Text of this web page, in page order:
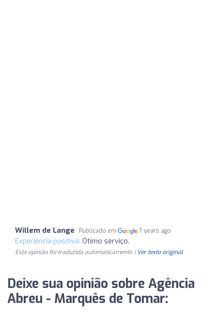
Willem de Lange Publicado em 7 years ago
Experiência positiva: Ótimo serviço.
Esta opinião foi traduzida automaticamente. | Ver texto original
Deixe sua opinião sobre Agência
Abreu - Marquês de Tomar: